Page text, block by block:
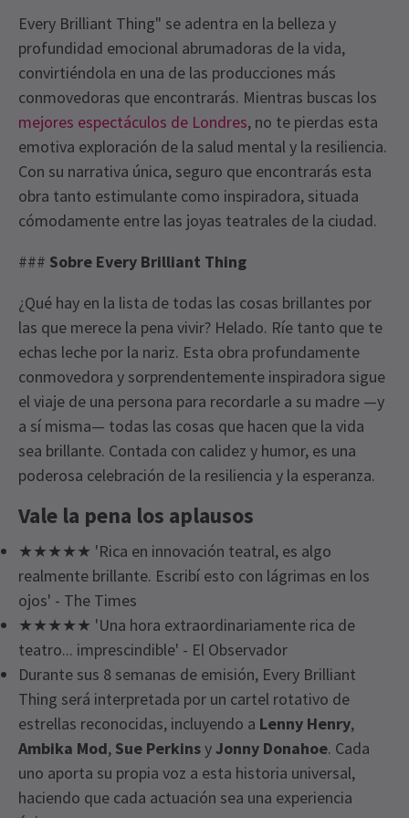
Every Brilliant Thing" se adentra en la belleza y
profundidad emocional abrumadoras de la vida,
convirtiéndola en una de las producciones más
conmovedoras que encontrarás. Mientras buscas los
mejores espectáculos de Londres, no te pierdas esta
emotiva exploración de la salud mental y la resiliencia.
Con su narrativa única, seguro que encontrarás esta
obra tanto estimulante como inspiradora, situada
cómodamente entre las joyas teatrales de la ciudad.
### Sobre Every Brilliant Thing
¿Qué hay en la lista de todas las cosas brillantes por
las que merece la pena vivir? Helado. Ríe tanto que te
echas leche por la nariz. Esta obra profundamente
conmovedora y sorprendentemente inspiradora sigue
el viaje de una persona para recordarle a su madre —y
a sí misma— todas las cosas que hacen que la vida
sea brillante. Contada con calidez y humor, es una
poderosa celebración de la resiliencia y la esperanza.
Vale la pena los aplausos
★★★★★ 'Rica en innovación teatral, es algo
realmente brillante. Escribí esto con lágrimas en los
ojos' - The Times
★★★★★ 'Una hora extraordinariamente rica de
teatro... imprescindible' - El Observador
Durante sus 8 semanas de emisión, Every Brilliant
Thing será interpretada por un cartel rotativo de
estrellas reconocidas, incluyendo a Lenny Henry,
Ambika Mod, Sue PerkinsyJonny Donahoe. Cada
uno aporta su propia voz a esta historia universal,
haciendo que cada actuación sea una experiencia